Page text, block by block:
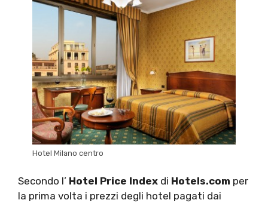
Hotel Milano centro
Secondo l’ Hotel Price Index di Hotels.com per
la prima volta i prezzi degli hotel pagati dai